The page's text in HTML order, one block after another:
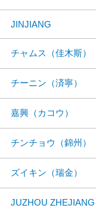
JINJIANG
チャムス（佳木斯）
チーニン（済寧）
嘉興（カコウ）
チンチョウ（錦州）
ズイキン（瑞金）
JUZHOU ZHEJIANG